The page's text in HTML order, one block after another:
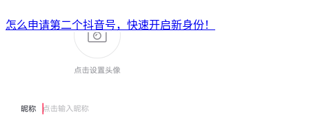
怎么申请第二个抖音号，快速开启新身份！